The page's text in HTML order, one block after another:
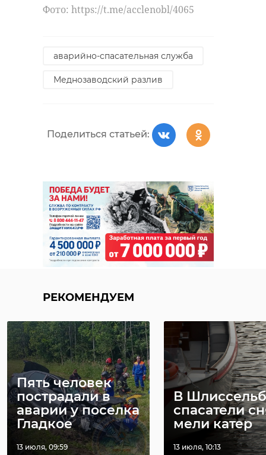
Фото: https://t.me/acclenobl/4065
аварийно-спасательная служба
Меднозаводский разлив
Поделиться статьей:
РЕКОМЕНДУЕМ
Пять человек
пострадали в
аварии у поселка
Гладкое
13 июля, 09:59
В
спасатели
мели катер
13 июля, 10:13